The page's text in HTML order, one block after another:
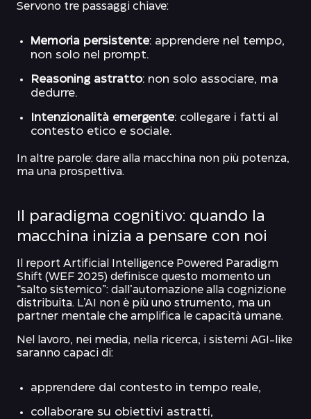
Servono tre passaggi chiave:
Memoria persistente: apprendere nel tempo,
non solo nel prompt.
Reasoning astratto: non solo associare, ma
dedurre.
Intenzionalità emergente: collegare i fatti al
contesto etico e sociale.
In altre parole: dare alla macchina non più potenza,
ma una prospettiva.
Il paradigma cognitivo: quando la
macchina inizia a pensare con noi
Il report Artificial Intelligence Powered Paradigm
Shift (WEF 2025) definisce questo momento un
“salto sistemico”: dall’automazione alla cognizione
distribuita. L’AI non è più uno strumento, ma un
partner mentale che amplifica le capacità umane.
Nel lavoro, nei media, nella ricerca, i sistemi AGI-like
saranno capaci di:
apprendere dal contesto in tempo reale,
collaborare su obiettivi astratti,